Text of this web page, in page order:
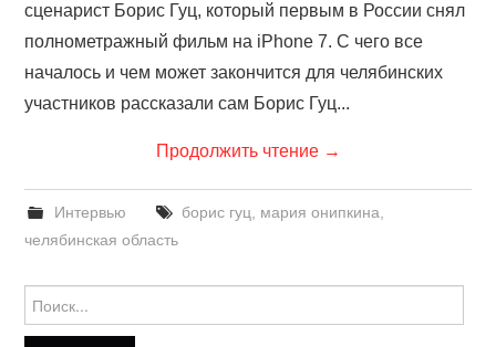
сценарист Борис Гуц, который первым в России снял
полнометражный фильм на iPhone 7. С чего все
началось и чем может закончится для челябинских
участников рассказали сам Борис Гуц...
Продолжить чтение →
Интервью борис гуц мария онипкина
челябинская область